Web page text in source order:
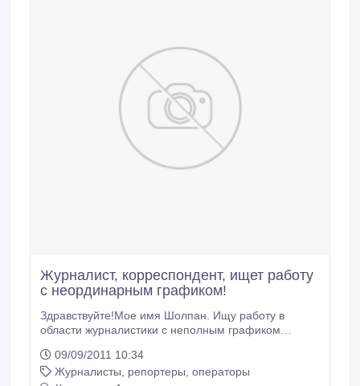
Журналист, корреспондент, ищет работу
с неординарным графиком!
Здравствуйте!Мое имя Шолпан. Ищу работу в
области журналистики с неполным графиком
дать применение своему хобби. Жду звонков и
предложений))).
09/09/2011 10:34
Журналисты, репортеры, операторы